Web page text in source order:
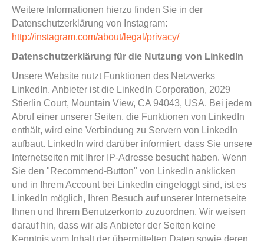
Weitere Informationen hierzu finden Sie in der
Datenschutzerklärung von Instagram:
http://instagram.com/about/legal/privacy/
Datenschutzerklärung für die Nutzung von LinkedIn
Unsere Website nutzt Funktionen des Netzwerks
LinkedIn. Anbieter ist die LinkedIn Corporation, 2029
Stierlin Court, Mountain View, CA 94043, USA. Bei jedem
Abruf einer unserer Seiten, die Funktionen von LinkedIn
enthält, wird eine Verbindung zu Servern von LinkedIn
aufbaut. LinkedIn wird darüber informiert, dass Sie unsere
Internetseiten mit Ihrer IP-Adresse besucht haben. Wenn
Sie den "Recommend-Button" von LinkedIn anklicken
und in Ihrem Account bei LinkedIn eingeloggt sind, ist es
LinkedIn möglich, Ihren Besuch auf unserer Internetseite
Ihnen und Ihrem Benutzerkonto zuzuordnen. Wir weisen
darauf hin, dass wir als Anbieter der Seiten keine
Kenntnis vom Inhalt der übermittelten Daten sowie deren